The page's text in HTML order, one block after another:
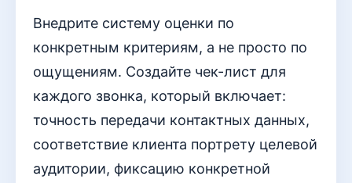
Внедрите систему оценки по
конкретным критериям, а не просто по
ощущениям. Создайте чек-лист для
каждого звонка, который включает:
точность передачи контактных данных,
соответствие клиента портрету целевой
аудитории, фиксацию конкретной